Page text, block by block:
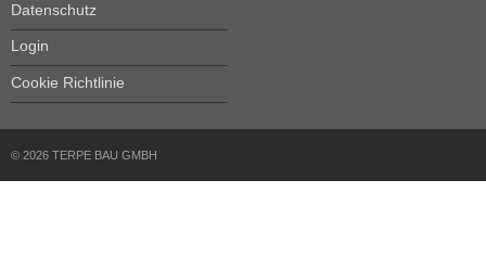
Datenschutz
Login
Cookie Richtlinie
© 2026 TERPE BAU GMBH